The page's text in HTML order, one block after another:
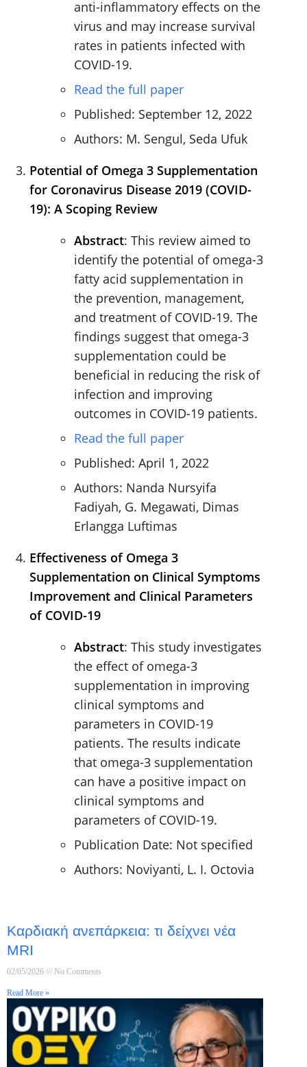
anti-inflammatory effects on the
virus and may increase survival
rates in patients infected with
COVID-19.
Read the full paper
Published: September 12, 2022
Authors: M. Sengul, Seda Ufuk
Potential of Omega 3 Supplementation
for Coronavirus Disease 2019 (COVID-
19): A Scoping Review
Abstract: This review aimed to
identify the potential of omega-3
fatty acid supplementation in
the prevention, management,
and treatment of COVID-19. The
findings suggest that omega-3
supplementation could be
beneficial in reducing the risk of
infection and improving
outcomes in COVID-19 patients.
Read the full paper
Published: April 1, 2022
Authors: Nanda Nursyifa
Fadiyah, G. Megawati, Dimas
Erlangga Luftimas
Effectiveness of Omega 3
Supplementation on Clinical Symptoms
Improvement and Clinical Parameters
of COVID-19
Abstract: This study investigates
the effect of omega-3
supplementation in improving
clinical symptoms and
parameters in COVID-19
patients. The results indicate
that omega-3 supplementation
can have a positive impact on
clinical symptoms and
parameters of COVID-19.
Publication Date: Not specified
Authors: Noviyanti, L. I. Octovia
Καρδιακή ανεπάρκεια: τι δείχνει νέα
MRI
02/05/2026 No Comments
Read More »